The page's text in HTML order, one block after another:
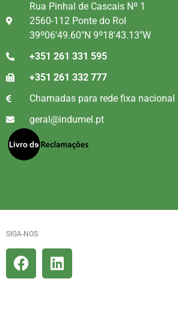
Rua Pinhal de Cascais Nº 1
2560-112 Ponte do Rol
39º06'49.60"N 9º18'43.13"W
+351 261 331 595
+351 261 332 777
Chamadas para rede fixa nacional
geral@indumel.pt
SIGA-NOS